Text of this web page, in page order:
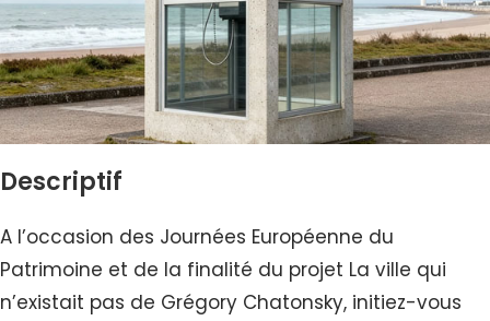
Descriptif
A l’occasion des Journées Européenne du
Patrimoine et de la finalité du projet La ville qui
n’existait pas de Grégory Chatonsky, initiez-vous